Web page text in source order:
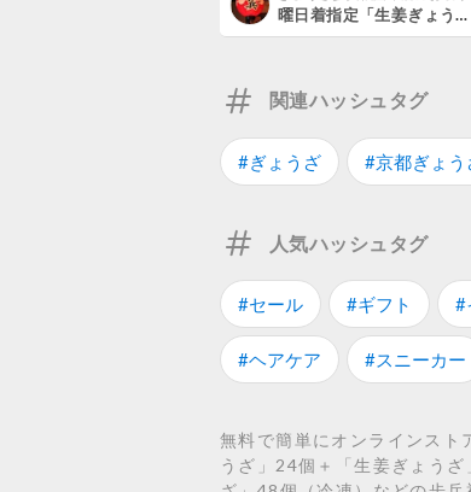
曜日着指定「生姜ぎょうざ」48個（冷凍）
関連ハッシュタグ
#ぎょうざ #京都ぎょう
人気ハッシュタグ
#セール #ギフト #
#ヘアケア #スニーカー
無料で簡単にオンラインスト
うざ」24個＋「生姜ぎょう